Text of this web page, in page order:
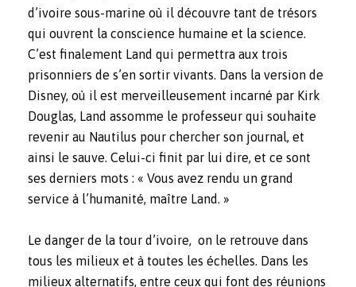
d’ivoire sous-marine où il découvre tant de trésors
qui ouvrent la conscience humaine et la science.
C’est finalement Land qui permettra aux trois
prisonniers de s’en sortir vivants. Dans la version de
Disney, où il est merveilleusement incarné par Kirk
Douglas, Land assomme le professeur qui souhaite
revenir au Nautilus pour chercher son journal, et
ainsi le sauve. Celui-ci finit par lui dire, et ce sont
ses derniers mots : « Vous avez rendu un grand
service à l’humanité, maître Land. »
Le danger de la tour d’ivoire, on le retrouve dans
tous les milieux et à toutes les échelles. Dans les
milieux alternatifs, entre ceux qui font des réunions